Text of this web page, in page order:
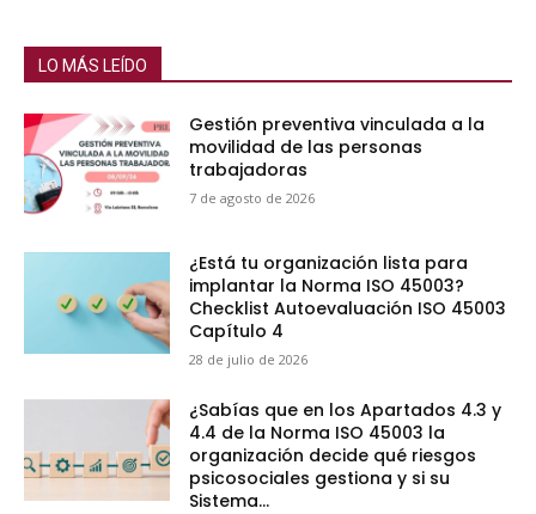
LO MÁS LEÍDO
Gestión preventiva vinculada a la
movilidad de las personas
trabajadoras
7 de agosto de 2026
¿Está tu organización lista para
implantar la Norma ISO 45003?
Checklist Autoevaluación ISO 45003
Capítulo 4
28 de julio de 2026
¿Sabías que en los Apartados 4.3 y
4.4 de la Norma ISO 45003 la
organización decide qué riesgos
psicosociales gestiona y si su
Sistema...